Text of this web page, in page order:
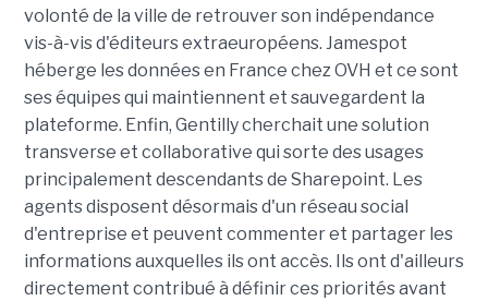
volonté de la ville de retrouver son indépendance
vis-à-vis d'éditeurs extraeuropéens. Jamespot
héberge les données en France chez OVH et ce sont
ses équipes qui maintiennent et sauvegardent la
plateforme. Enfin, Gentilly cherchait une solution
transverse et collaborative qui sorte des usages
principalement descendants de Sharepoint. Les
agents disposent désormais d'un réseau social
d'entreprise et peuvent commenter et partager les
informations auxquelles ils ont accès. Ils ont d'ailleurs
directement contribué à définir ces priorités avant